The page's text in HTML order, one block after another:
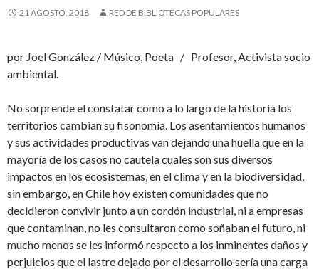
21 AGOSTO, 2018 RED DE BIBLIOTECAS POPULARES
por Joel González / Músico, Poeta / Profesor, Activista socio
ambiental.
No sorprende el constatar como a lo largo de la historia los
territorios cambian su fisonomía. Los asentamientos humanos
y sus actividades productivas van dejando una huella que en la
mayoría de los casos no cautela cuales son sus diversos
impactos en los ecosistemas, en el clima y en la biodiversidad,
sin embargo, en Chile hoy existen comunidades que no
decidieron convivir junto a un cordón industrial, ni a empresas
que contaminan, no les consultaron como soñaban el futuro, ni
mucho menos se les informó respecto a los inminentes daños y
perjuicios que el lastre dejado por el desarrollo sería una carga